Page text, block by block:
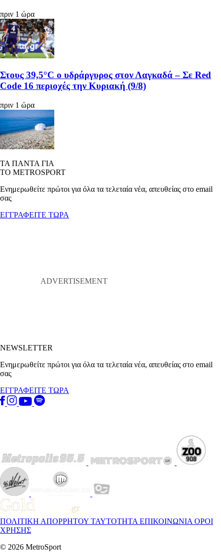
πριν 1 ώρα
Στους 39,5°C ο υδράργυρος στον Λαγκαδά – Σε Red
Code 16 περιοχές την Κυριακή (9/8)
πριν 1 ώρα
ΤΑ ΠΑΝΤΑ ΓΙΑ
ΤΟ METROSPORT
Ενημερωθείτε πρώτοι για όλα τα τελεταία νέα, απευθείας στο email
σας
ΕΓΓΡΑΦΕΙΤΕ ΤΩΡΑ
NEWSLETTER
Ενημερωθείτε πρώτοι για όλα τα τελεταία νέα, απευθείας στο email
σας
ΕΓΓΡΑΦΕΙΤΕ ΤΩΡΑ
ΠΟΛΙΤΙΚΗ ΑΠΟΡΡΗΤΟΥ ΤΑΥΤΟΤΗΤΑ ΕΠΙΚΟΙΝΩΝΙΑ ΟΡΟΙ
ΧΡΗΣΗΣ
© 2026 MetroSport